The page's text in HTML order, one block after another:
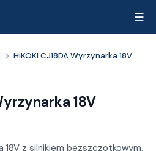
☰
HiKOKI CJ18DA Wyrzynarka 18V
18V
18V z silnikiem bezszczotkowym.